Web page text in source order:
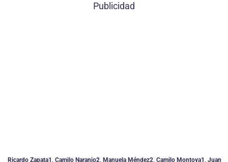
Publicidad
Ricardo Zapata1, Camilo Naranjo2, Manuela Méndez2, Camilo Montoya1, Juan